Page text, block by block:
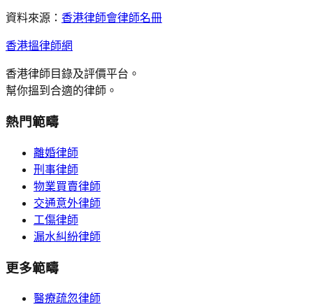
資料來源： 香港律師會律師名冊
香港搵律師網
香港律師目錄及評價平台。
幫你搵到合適的律師。
熱門範疇
離婚律師
刑事律師
物業買賣律師
交通意外律師
工傷律師
漏水糾紛律師
更多範疇
醫療疏忽律師